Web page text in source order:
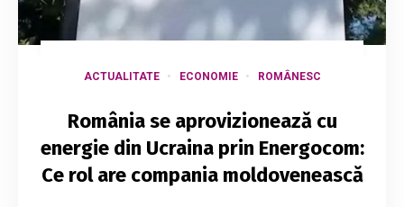
ACTUALITATE ECONOMIE ROMÂNESC
România se aprovizionează cu
energie din Ucraina prin Energocom:
Ce rol are compania moldovenească